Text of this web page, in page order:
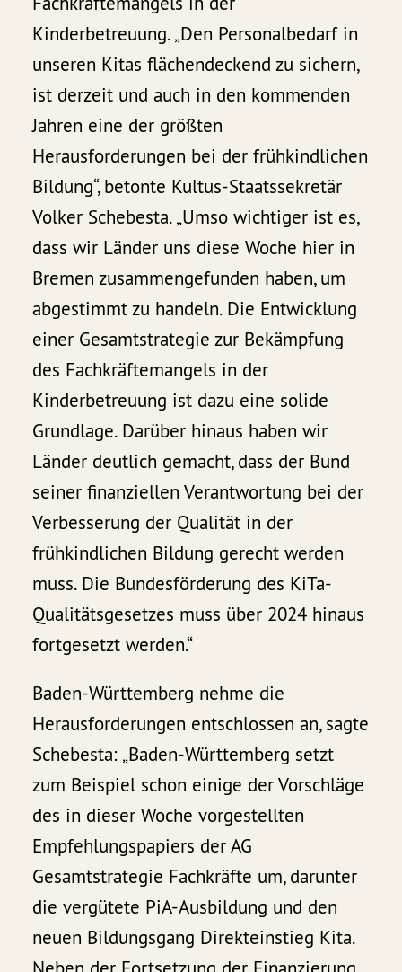
Kinderbetreuung. „Den Personalbedarf in
unseren Kitas flächendeckend zu sichern,
ist derzeit und auch in den kommenden
Jahren eine der größten
Herausforderungen bei der frühkindlichen
Bildung“, betonte Kultus-Staatssekretär
Volker Schebesta. „Umso wichtiger ist es,
dass wir Länder uns diese Woche hier in
Bremen zusammengefunden haben, um
abgestimmt zu handeln. Die Entwicklung
einer Gesamtstrategie zur Bekämpfung
des Fachkräftemangels in der
Kinderbetreuung ist dazu eine solide
Grundlage. Darüber hinaus haben wir
Länder deutlich gemacht, dass der Bund
seiner finanziellen Verantwortung bei der
Verbesserung der Qualität in der
frühkindlichen Bildung gerecht werden
muss. Die Bundesförderung des KiTa-
Qualitätsgesetzes muss über 2024 hinaus
fortgesetzt werden.“
Baden-Württemberg nehme die
Herausforderungen entschlossen an, sagte
Schebesta: „Baden-Württemberg setzt
zum Beispiel schon einige der Vorschläge
des in dieser Woche vorgestellten
Empfehlungspapiers der AG
Gesamtstrategie Fachkräfte um, darunter
die vergütete PiA-Ausbildung und den
neuen Bildungsgang Direkteinstieg Kita.